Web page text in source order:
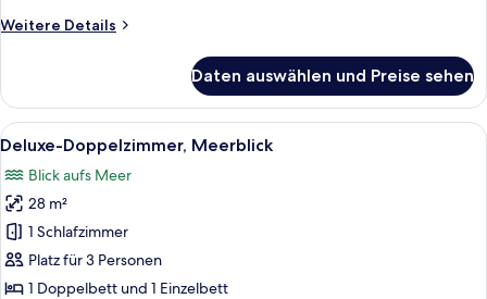
Weitere Details
Weitere
(Swim
up)
Daten auswählen und Preise sehen
Alle
Fotos
für
Deluxe-
Doppelzimmer,
Meerblick
anzeigen
Ein Hotelzimmer mit zwei Betten,
3
Deluxe-Doppelzimmer, Meerblick
Blick aufs Meer
28 m²
1 Schlafzimmer
Platz für 3 Personen
1 Doppelbett und 1 Einzelbett